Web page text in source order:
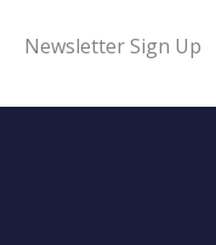
Newsletter Sign Up